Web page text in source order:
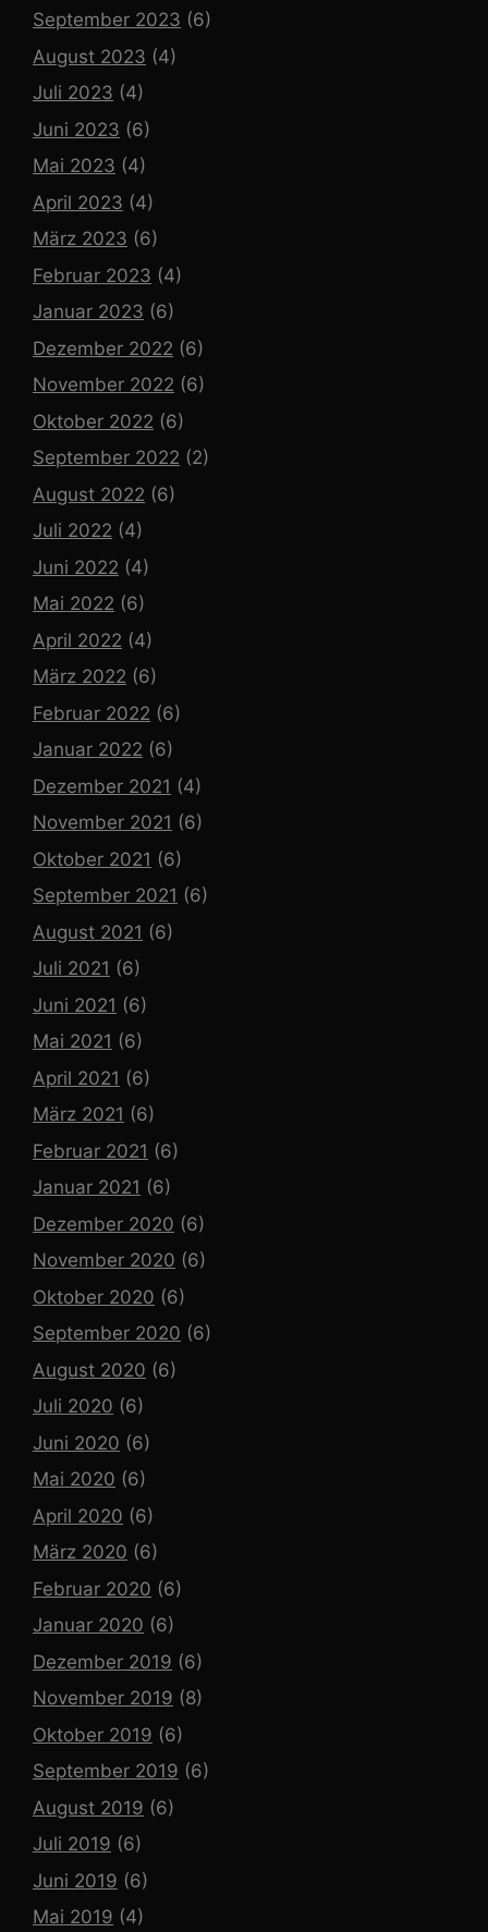
September 2023 (6)
August 2023 (4)
Juli 2023 (4)
Juni 2023 (6)
Mai 2023 (4)
April 2023 (4)
März 2023 (6)
Februar 2023 (4)
Januar 2023 (6)
Dezember 2022 (6)
November 2022 (6)
Oktober 2022 (6)
September 2022 (2)
August 2022 (6)
Juli 2022 (4)
Juni 2022 (4)
Mai 2022 (6)
April 2022 (4)
März 2022 (6)
Februar 2022 (6)
Januar 2022 (6)
Dezember 2021 (4)
November 2021 (6)
Oktober 2021 (6)
September 2021 (6)
August 2021 (6)
Juli 2021 (6)
Juni 2021 (6)
Mai 2021 (6)
April 2021 (6)
März 2021 (6)
Februar 2021 (6)
Januar 2021 (6)
Dezember 2020 (6)
November 2020 (6)
Oktober 2020 (6)
September 2020 (6)
August 2020 (6)
Juli 2020 (6)
Juni 2020 (6)
Mai 2020 (6)
April 2020 (6)
März 2020 (6)
Februar 2020 (6)
Januar 2020 (6)
Dezember 2019 (6)
November 2019 (8)
Oktober 2019 (6)
September 2019 (6)
August 2019 (6)
Juli 2019 (6)
Juni 2019 (6)
Mai 2019 (4)